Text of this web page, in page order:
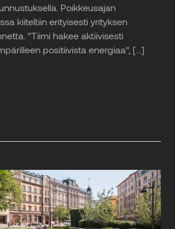
Poikkeusajan
kiiteltiin erityisesti yrityksen
”Tiimi hakee aktiivisesti
positiivista energiaa”, […]